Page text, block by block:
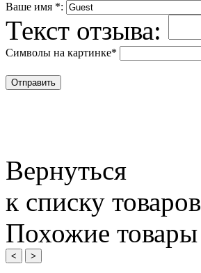
Ваше имя *:
Текст отзыва:
Символы на картинке*
Вернуться
к списку товаров
Похожие товары
< >